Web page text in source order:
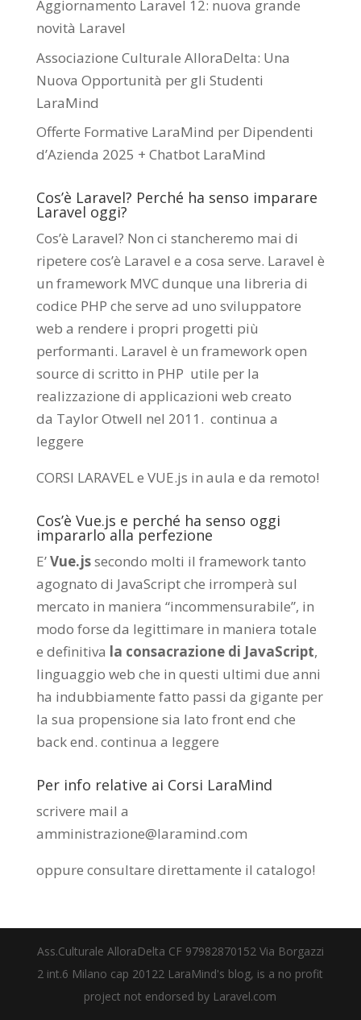
Aggiornamento Laravel 12: nuova grande
novità Laravel
Associazione Culturale AlloraDelta: Una
Nuova Opportunità per gli Studenti
LaraMind
Offerte Formative LaraMind per Dipendenti
d’Azienda 2025 + Chatbot LaraMind
Cos’è Laravel? Perché ha senso imparare
Laravel oggi?
Cos’è Laravel? Non ci stancheremo mai di
ripetere cos’è Laravel e a cosa serve. Laravel è
un framework MVC dunque una libreria di
codice PHP che serve ad uno sviluppatore
web a rendere i propri progetti più
performanti. Laravel è un framework open
source di scritto in PHP utile per la
realizzazione di applicazioni web creato
da Taylor Otwell nel 2011. continua a
leggere
CORSI LARAVEL e VUE.js in aula e da remoto!
Cos’è Vue.js e perché ha senso oggi
impararlo alla perfezione
E’Vue.jssecondo molti il framework tanto
agognato di JavaScript che irromperà sul
mercato in maniera “incommensurabile”, in
modo forse da legittimare in maniera totale
e definitiva la consacrazione di JavaScript,
linguaggio web che in questi ultimi due anni
ha indubbiamente fatto passi da gigante per
la sua propensione sia lato front end che
back end. continua a leggere
Per info relative ai Corsi LaraMind
scrivere mail a
amministrazione@laramind.com
oppure consultare direttamente il catalogo!
Ass.Culturale AlloraDelta CF 97982870152 Via Borgazzi
2 int.6 Milano cap 20122 LaraMind's blog, is a no profit
project not endorsed by Laravel.com